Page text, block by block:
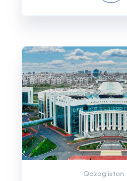
Qozog'iston